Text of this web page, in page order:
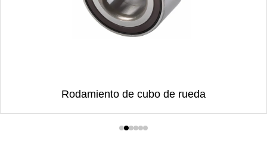
Rodamiento de cubo de rueda